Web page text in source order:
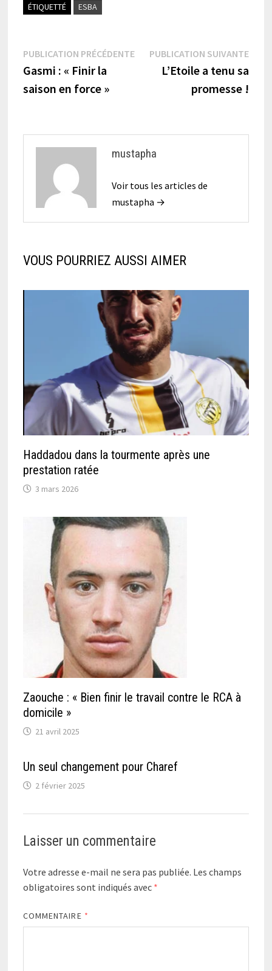
ÉTIQUETTÉ ESBA
Navigation
de
PUBLICATION PRÉCÉDENTEPublication
précédente :
Gasmi : « Finir la
saison en force »
PUBLICATION SUIVANTE
L’Etoile a tenu sa
promesse !
mustapha
Voir tous les articles de
mustapha →
VOUS POURRIEZ AUSSI AIMER
Haddadou dans la tourmente après une
prestation ratée
3 mars 2026
Zaouche : « Bien finir le travail contre le RCA à
domicile »
21 avril 2025
Un seul changement pour Charef
2 février 2025
Laisser un commentaire
Votre adresse e-mail ne sera pas publiée. Les champs
obligatoires sont indiqués avec *
COMMENTAIRE *